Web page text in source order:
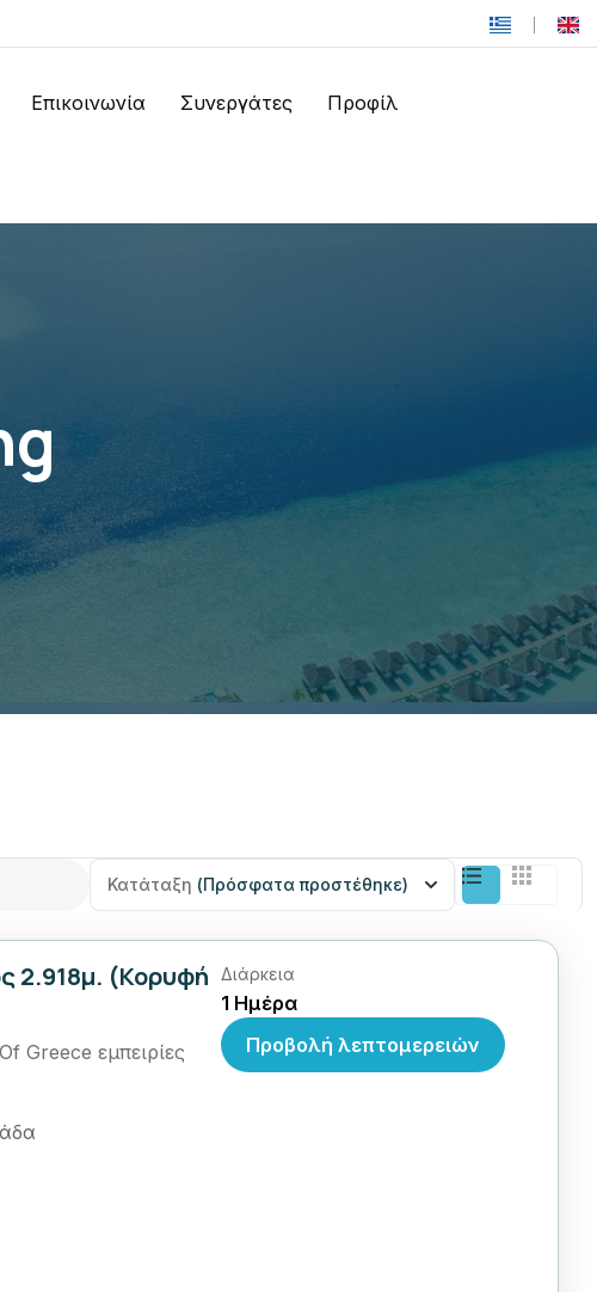
Επικοινωνία Συνεργάτες Προφίλ
Κατάταξη (Πρόσφατα προστέθηκε)
2.918μ. (Κορυφή
Greece εμπειρίες
Διάρκεια
1 Ημέρα
Προβολή λεπτομερειών